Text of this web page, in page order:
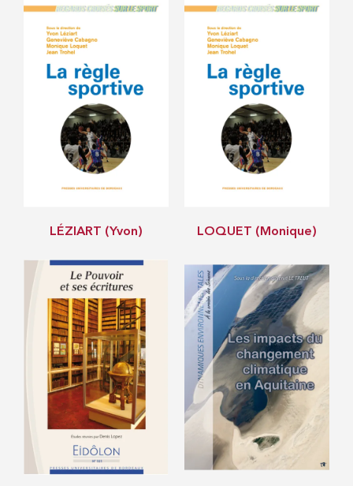
LÉZIART (Yvon) LOQUET (Monique)